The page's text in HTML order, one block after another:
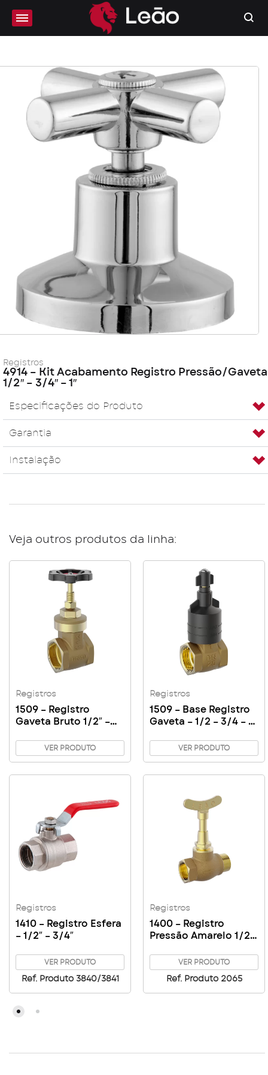
Registros
4914 – Kit Acabamento Registro Pressão/Gaveta
1/2″ – 3/4″ – 1″
Especificações do Produto
Garantia
Instalação
Veja outros produtos da linha:
Registros
1509 – Registro
Gaveta Bruto 1/2″ –
VER PRODUTO
Registros
1509 – Base Registro
Gaveta – 1/2 – 3/4 – 1″
VER PRODUTO
Registros
1410 – Registro Esfera
– 1/2″ – 3/4″
VER PRODUTO
Ref. Produto 3840/3841
Registros
1400 – Registro
Pressão Amarelo 1/2″
VER PRODUTO
Ref. Produto 2065